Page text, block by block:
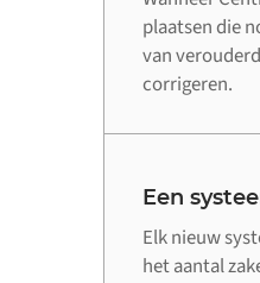
plaatsen die
van
corrigeren.
Een
Elk nieuw
het aantal